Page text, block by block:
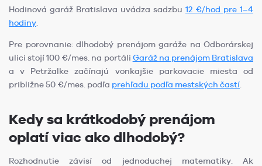
Hodinová garáž Bratislava uvádza sadzbu 12 €/hod pre 1–4
hodiny
Pre porovnanie: dlhodobý prenájom garáže na Odborárskej
ulici stojí 100 €/mes. na portáli Garáž na prenájom Bratislava
a v Petržalke začínajú vonkajšie parkovacie miesta od
približne 50 €/mes. podľa prehľadu podľa mestských častí
Kedy sa krátkodobý prenájom
oplatí viac ako dlhodobý?
Rozhodnutie závisí od jednoduchej matematiky. Ak